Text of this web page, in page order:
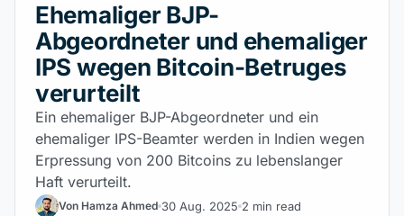
Ehemaliger BJP-
Abgeordneter und ehemaliger
IPS wegen Bitcoin-Betruges
verurteilt
Ein ehemaliger BJP-Abgeordneter und ein
ehemaliger IPS-Beamter werden in Indien wegen
Erpressung von 200 Bitcoins zu lebenslanger
Haft verurteilt.
Von Hamza Ahmed 30 Aug. 2025 2 min read